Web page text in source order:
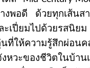
งพอดี ด้วยทุกเส้นส
ะเปี่ยมไปด้วยรสนิย
นที่ให้ความรู้สึกผ่อนค
งหวะของชีวิตในบ้าน